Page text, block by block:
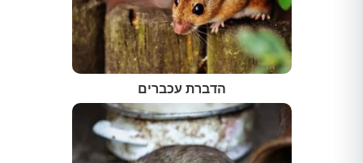
הדברת עכברים